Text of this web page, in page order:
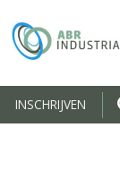
INSCHRIJVEN